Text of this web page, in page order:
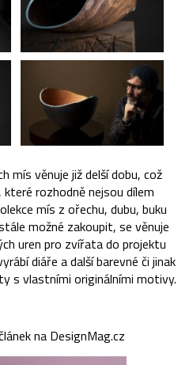
mís věnuje již delší dobu, což
rozhodně nejsou dílem
mís z ořechu, dubu, buku
možné zakoupit, se věnuje
uren pro zvířata do projektu
diáře a další barevné či jinak
s vlastními originálními motivy.
na DesignMag.cz